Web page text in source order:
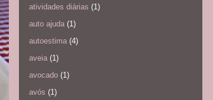
atividades diárias (1)
auto ajuda (1)
autoestima (4)
aveia (1)
avocado (1)
avós (1)